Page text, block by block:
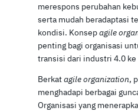
merespons perubahan
serta mudah beradaptasi
kondisi. Konsepagile
penting bagi organisasi
transisi dari industri 4.0 ke
Berkatagile organization,
menghadapi berbagai
Organisasi yang